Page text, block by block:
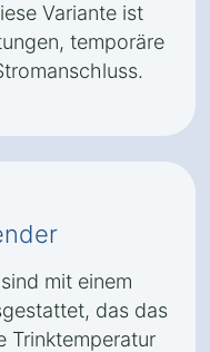
Variante ist
temporäre
mit einem
das das
Trinktemperatur